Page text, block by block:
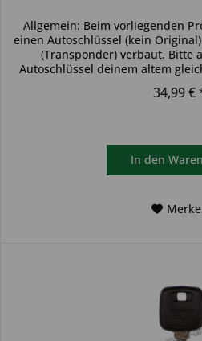
Allgemein: Beim vorliegenden
einen Autoschlüssel (kein
(Transponder) verbaut. Bitte
Autoschlüssel deinem altem
34,99 €
In den